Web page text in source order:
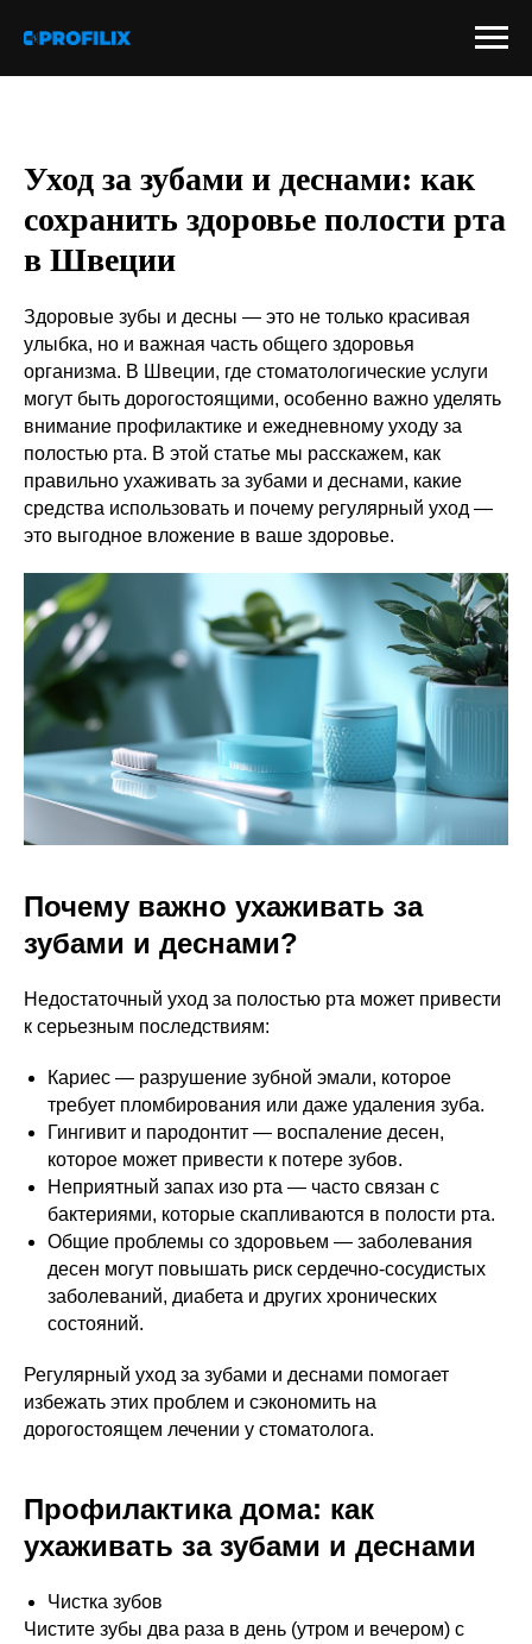
Уход за зубами и деснами: как
сохранить здоровье полости рта
в Швеции
Здоровые зубы и десны — это не только красивая
улыбка, но и важная часть общего здоровья
организма. В Швеции, где стоматологические услуги
могут быть дорогостоящими, особенно важно уделять
внимание профилактике и ежедневному уходу за
полостью рта. В этой статье мы расскажем, как
правильно ухаживать за зубами и деснами, какие
средства использовать и почему регулярный уход —
это выгодное вложение в ваше здоровье.
Почему важно ухаживать за
зубами и деснами?
Недостаточный уход за полостью рта может привести
к серьезным последствиям:
Кариес — разрушение зубной эмали, которое
требует пломбирования или даже удаления зуба.
Гингивит и пародонтит — воспаление десен,
которое может привести к потере зубов.
Неприятный запах изо рта — часто связан с
бактериями, которые скапливаются в полости рта.
Общие проблемы со здоровьем — заболевания
десен могут повышать риск сердечно-сосудистых
заболеваний, диабета и других хронических
состояний.
Регулярный уход за зубами и деснами помогает
избежать этих проблем и сэкономить на
дорогостоящем лечении у стоматолога.
Профилактика дома: как
ухаживать за зубами и деснами
Чистка зубов
Чистите зубы два раза в день (утром и вечером) с